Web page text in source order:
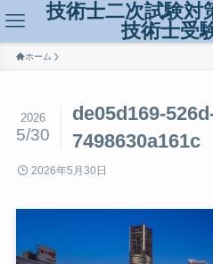
技術士二次試験対
技術士受
ホーム
de05d169-
7498630a161c
2026
5/30
2026年5月30日